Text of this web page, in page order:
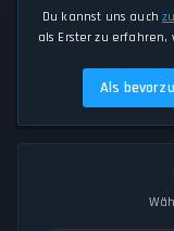
Du kannst uns auch
als Erster zu
Als